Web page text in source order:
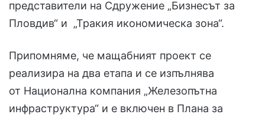
представители на Сдружение „Бизнесът за
Пловдив“ и „Тракия икономическа зона“.
Припомняме, че мащабният проект се
реализира на два етапа и се изпълнява
от Национална компания „Железопътна
инфраструктура“ и е включен в Плана за